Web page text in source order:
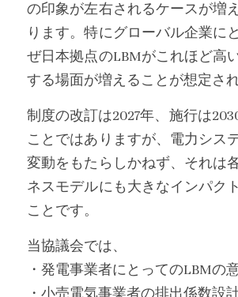
の印象が左右されるケースが増
ります。特にグローバル企業に
ぜ日本拠点のLBMがこれほど高
する場面が増えることが想定され
制度の改訂は2027年、施行は
ことではありますが、電力シス
変動をもたらしかねず、それは
ネスモデルにも大きなインパク
ことです。
当協議会では、
・発電事業者にとってのLBMの
・小売電気事業者の排出係数設